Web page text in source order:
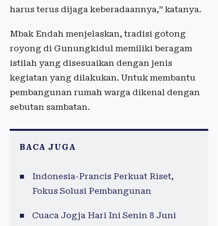
harus terus dijaga keberadaannya,” katanya.
Mbak Endah menjelaskan, tradisi gotong
royong di Gunungkidul memiliki beragam
istilah yang disesuaikan dengan jenis
kegiatan yang dilakukan. Untuk membantu
pembangunan rumah warga dikenal dengan
sebutan sambatan.
BACA JUGA
Indonesia-Prancis Perkuat Riset,
Fokus Solusi Pembangunan
Cuaca Jogja Hari Ini Senin 8 Juni